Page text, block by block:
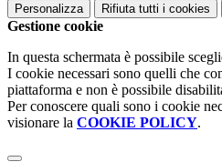
Personalizza Rifiuta tutti i cookies
Gestione cookie
In questa schermata è possibile
I cookie necessari sono quelli che
piattaforma e non è possibile
Per conoscere quali sono i cookie
visionare la COOKIE POLICY.